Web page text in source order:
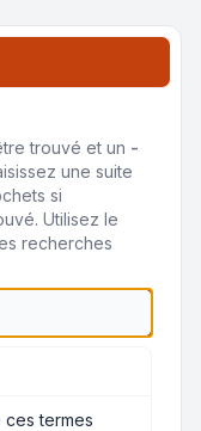
trouvé et un -
une suite
si
Utilisez le
recherches
ces termes